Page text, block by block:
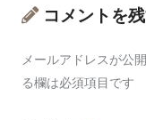
コメントを
メールアドレスが公
る欄は必須項目です